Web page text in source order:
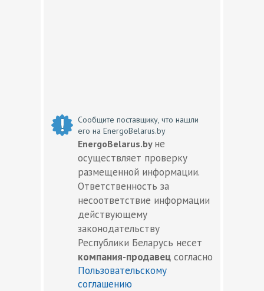
Сообщите поставщику, что нашли
его на EnergoBelarus.by
EnergoBelarus.by не
осуществляет проверку
размещенной информации.
Ответственность за
несоответствие информации
действующему
законодательству
Республики Беларусь несет
компания-продавец согласно
Пользовательскому
соглашению